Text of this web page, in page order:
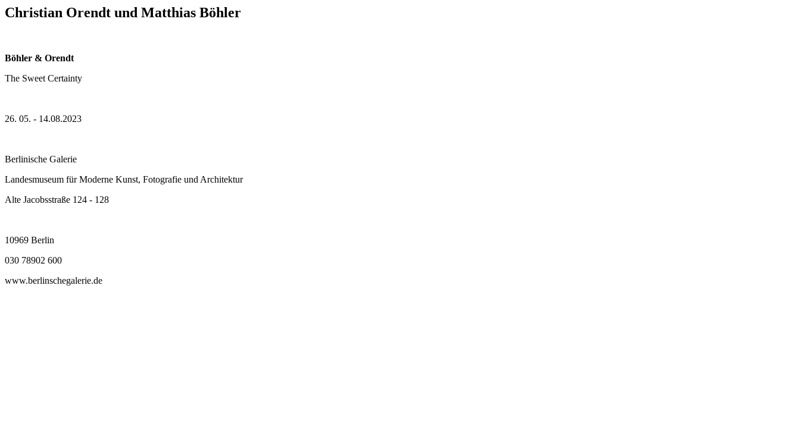
Christian Orendt und Matthias Böhler
Böhler & Orendt
The Sweet Certainty
26. 05. - 14.08.2023
Berlinische Galerie
Landesmuseum für Moderne Kunst, Fotografie und Architektur
Alte Jacobsstraße 124 - 128
10969 Berlin
030 78902 600
www.berlinschegalerie.de